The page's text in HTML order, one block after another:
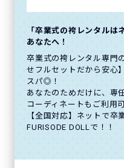
「卒業式の袴レンタルは
あなたへ！
卒業式の袴レンタル専門
せフルセットだから安心
スパ◎！
あなたのためだけに、専
コーディネートもご利用
【全国対応】ネットで卒
FURISODE DOLLで！！